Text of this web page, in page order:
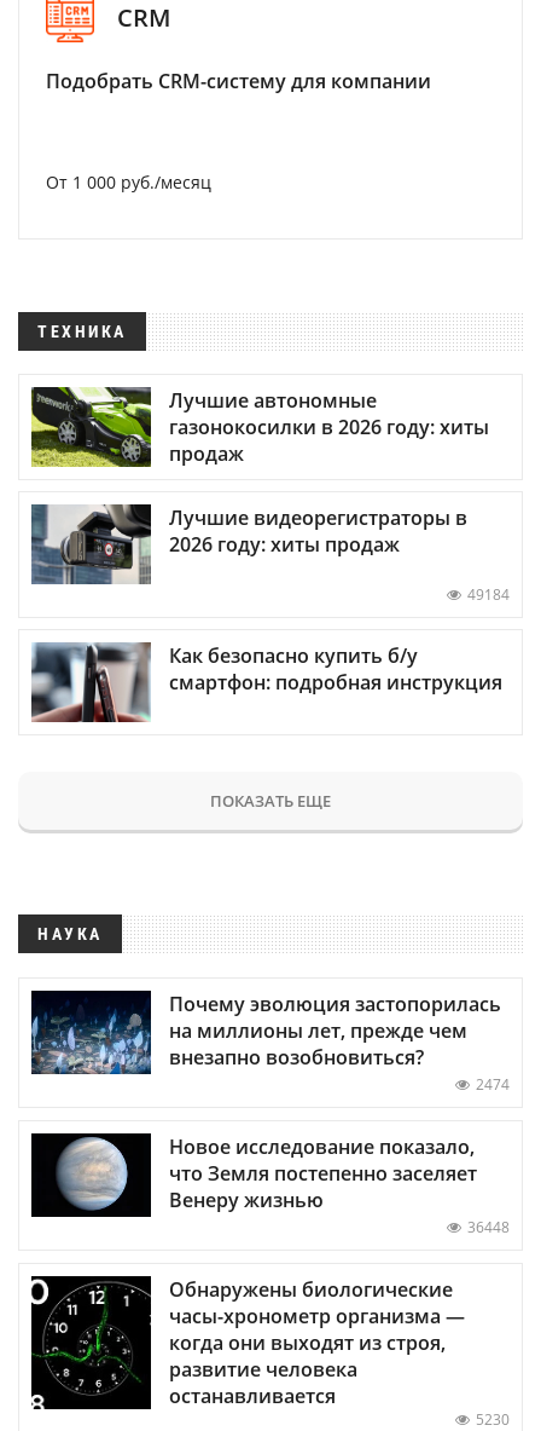
CRM
Подобрать CRM-систему для компании
От 1 000 руб./месяц
ТЕХНИКА
Лучшие автономные
газонокосилки в 2026 году: хиты
продаж
Лучшие видеорегистраторы в
2026 году: хиты продаж
49184
Как безопасно купить б/у
смартфон: подробная инструкция
ПОКАЗАТЬ ЕЩЕ
НАУКА
Почему эволюция застопорилась
на миллионы лет, прежде чем
внезапно возобновиться?
2474
Новое исследование показало,
что Земля постепенно заселяет
Венеру жизнью
36448
Обнаружены биологические
часы-хронометр организма —
когда они выходят из строя,
развитие человека
останавливается
5230